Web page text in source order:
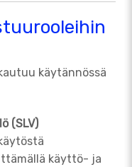
käytännössä
(SLV)
käyttö- ja